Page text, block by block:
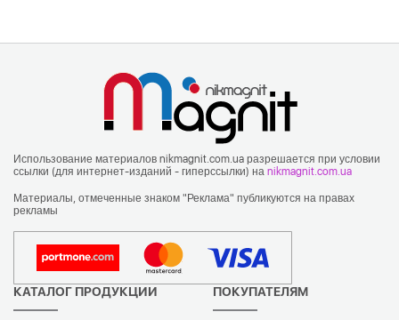
Использование материалов nikmagnit.com.ua разрешается при условии
ссылки (для интернет-изданий - гиперссылки) на nikmagnit.com.ua
Материалы, отмеченные знаком "Реклама" публикуются на правах
рекламы
КАТАЛОГ ПРОДУКЦИИ ПОКУПАТЕЛЯМ